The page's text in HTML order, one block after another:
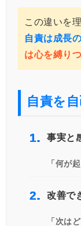
この違いを
自責は成長
は心を縛り
自責を
1. 事実と
「何が
2. 改善で
「次は